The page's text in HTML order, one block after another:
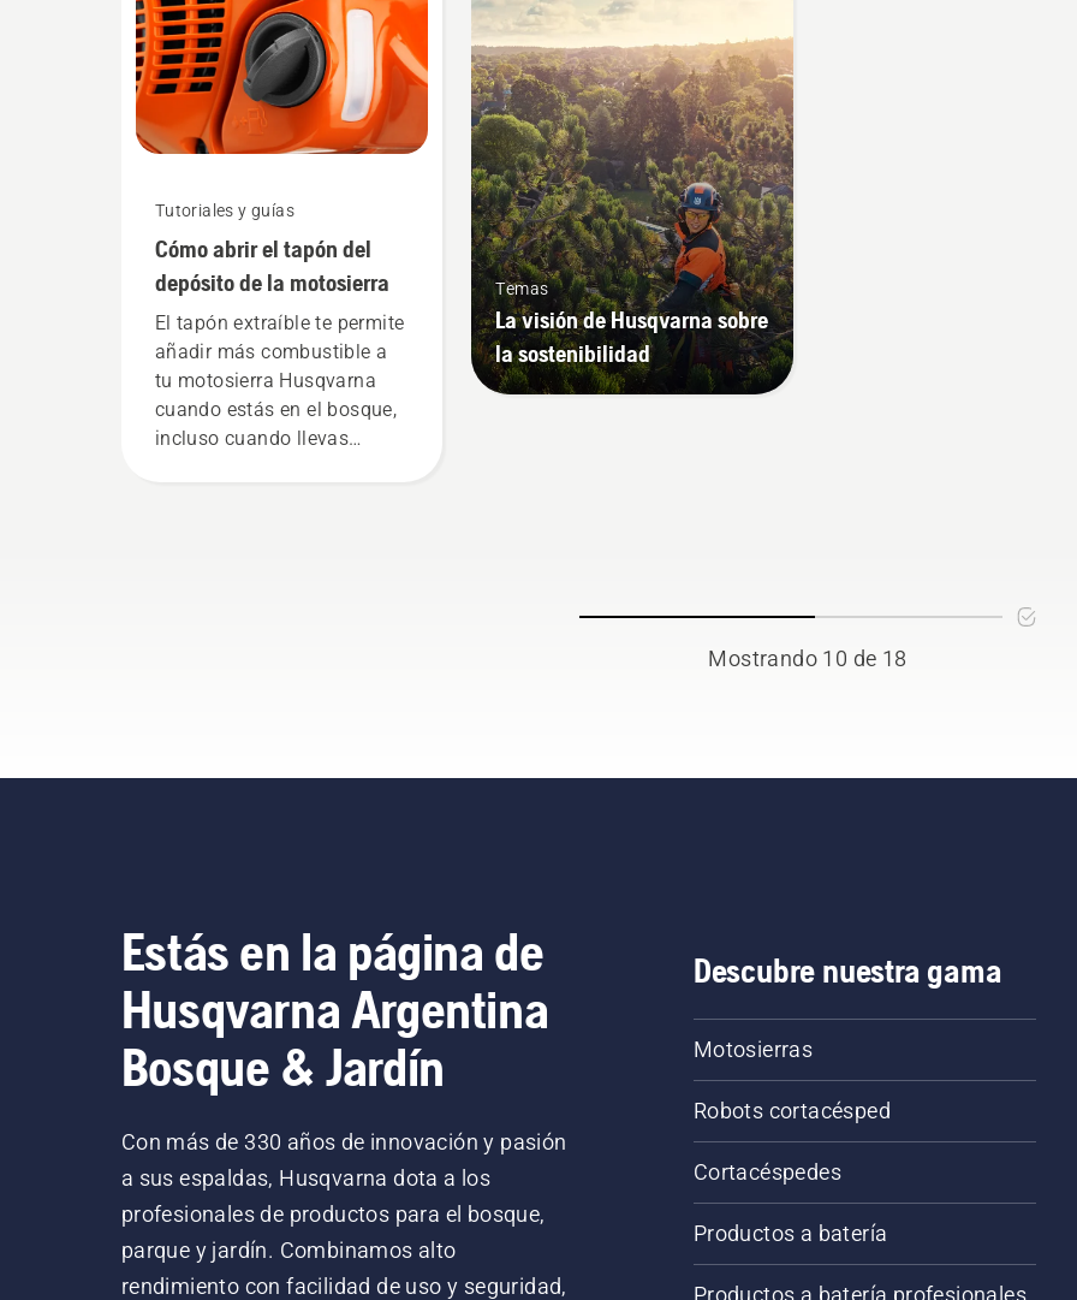
60 países por todo el
planeta.
Tutoriales y guías
Cómo abrir el tapón del
depósito de la motosierra
El tapón extraíble te permite
añadir más combustible a
tu motosierra Husqvarna
cuando estás en el bosque,
incluso cuando llevas
Durante toda la fase de
investigación y desarrollo,
nuestro objetivo principal
era conseguir que tu
rendimiento sea el más alto
posible.
Temas
La visión de Husqvarna sobre
la sostenibilidad
Mostrando 10 de 18
Estás en la página de
Husqvarna Argentina
Bosque & Jardín
Con más de 330 años de innovación y pasión
a sus espaldas, Husqvarna dota a los
profesionales de productos para el bosque,
parque y jardín. Combinamos alto
rendimiento con facilidad de uso y seguridad,
Descubre nuestra gama
Motosierras
Robots cortacésped
Cortacéspedes
Productos a batería
Productos a batería profesionales